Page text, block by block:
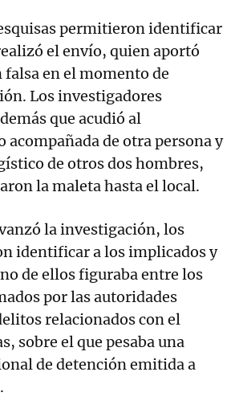
permitieron identificar
el envío, quien aportó
en el momento de
Los investigadores
que acudió al
acompañada de otra persona y
de otros dos hombres,
la maleta hasta el local.
la investigación, los
identificar a los implicados y
de ellos figuraba entre los
por las autoridades
relacionados con el
sobre el que pesaba una
de detención emitida a